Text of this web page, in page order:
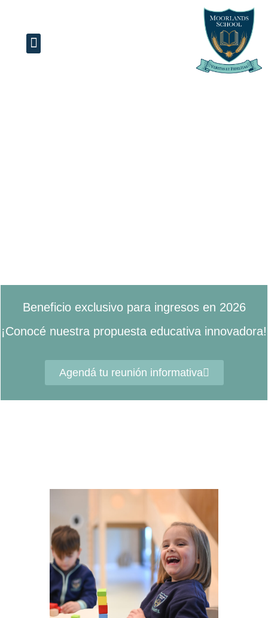
Beneficio exclusivo para ingresos en 2026
¡Conocé nuestra propuesta educativa innovadora!
Agendá tu reunión informativa